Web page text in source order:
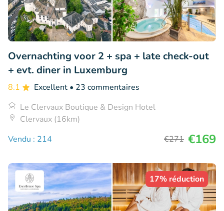
Overnachting voor 2 + spa + late check-out
+ evt. diner in Luxemburg
8.1 Excellent • 23 commentaires
Le Clervaux Boutique & Design Hotel
Clervaux (16km)
Vendu : 214
€271 €169
17% réduction